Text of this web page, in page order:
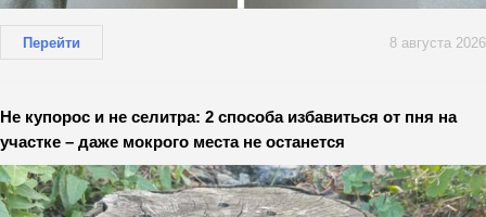
Перейти 8 августа 2026
Не купорос и не селитра: 2 способа избавиться от пня на
участке – даже мокрого места не останется